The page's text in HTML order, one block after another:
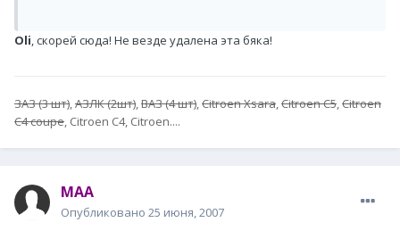
Oli, скорей сюда! Не везде удалена эта бяка!
ЗАЗ (3 шт),АЗЛК (2шт),ВАЗ (4 шт),Citroen Xsara,Citroen C5,Citroen
C4 coupe, Citroen C4, Citroen....
MAA
Опубликовано 25 июня, 2007